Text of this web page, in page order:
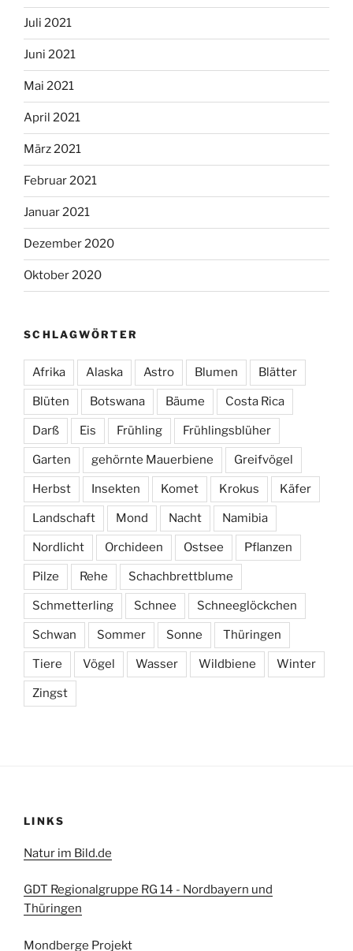
Juli 2021
Juni 2021
Mai 2021
April 2021
März 2021
Februar 2021
Januar 2021
Dezember 2020
Oktober 2020
SCHLAGWÖRTER
Afrika Alaska Astro Blumen Blätter
Blüten Botswana Bäume Costa Rica
Darß Eis Frühling Frühlingsblüher
Garten gehörnte Mauerbiene Greifvögel
Herbst Insekten Komet Krokus Käfer
Landschaft Mond Nacht Namibia
Nordlicht Orchideen Ostsee Pflanzen
Pilze Rehe Schachbrettblume
Schmetterling Schnee Schneeglöckchen
Schwan Sommer Sonne Thüringen
Tiere Vögel Wasser Wildbiene Winter
Zingst
LINKS
Natur im Bild.de
GDT Regionalgruppe RG 14 - Nordbayern und
Thüringen
Mondberge Projekt